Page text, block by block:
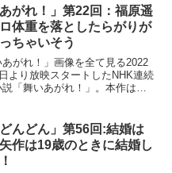
る主人公と支え合う兄妹たちの
ストーリ...
あがれ！」第22回：福原遥
体重を落としたらがりが
ちゃいそう
がれ！」画像を全て見る2022
より放映スタートしたNHK連続
「舞いあがれ！」。本作は、
飛ぶ夢に向かっていく挫折と再
リー...
どんどん」第56回:結婚は
作は19歳のときに結婚し